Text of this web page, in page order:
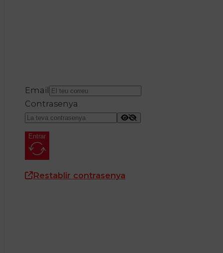
Email
Contrasenya
Entrar
Restablir contrasenya